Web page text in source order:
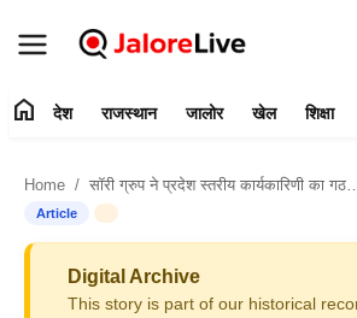
संपर्क करें
home देश राजस्थान जालोर खेल शिक्षा
Home सॉरी ग्रुप ने प्रदेश स्तरीय कार्यकारिणी का गठन किया
Article
Digital Archive
This story is part of our historical